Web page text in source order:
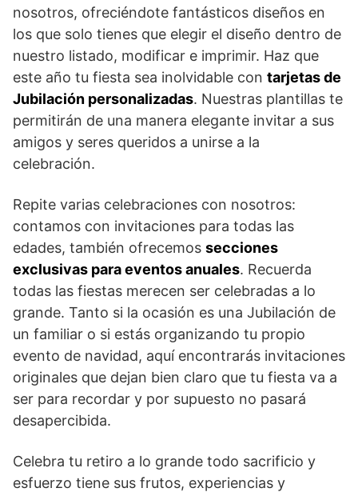
nosotros, ofreciéndote fantásticos diseños en
los que solo tienes que elegir el diseño dentro de
nuestro listado, modificar e imprimir. Haz que
este año tu fiesta sea inolvidable con tarjetas de
Jubilación personalizadas. Nuestras plantillas te
permitirán de una manera elegante invitar a sus
amigos y seres queridos a unirse a la
celebración.
Repite varias celebraciones con nosotros:
contamos con invitaciones para todas las
edades, también ofrecemos secciones
exclusivas para eventos anuales. Recuerda
todas las fiestas merecen ser celebradas a lo
grande. Tanto si la ocasión es una Jubilación de
un familiar o si estás organizando tu propio
evento de navidad, aquí encontrarás invitaciones
originales que dejan bien claro que tu fiesta va a
ser para recordar y por supuesto no pasará
desapercibida.
Celebra tu retiro a lo grande todo sacrificio y
esfuerzo tiene sus frutos, experiencias y